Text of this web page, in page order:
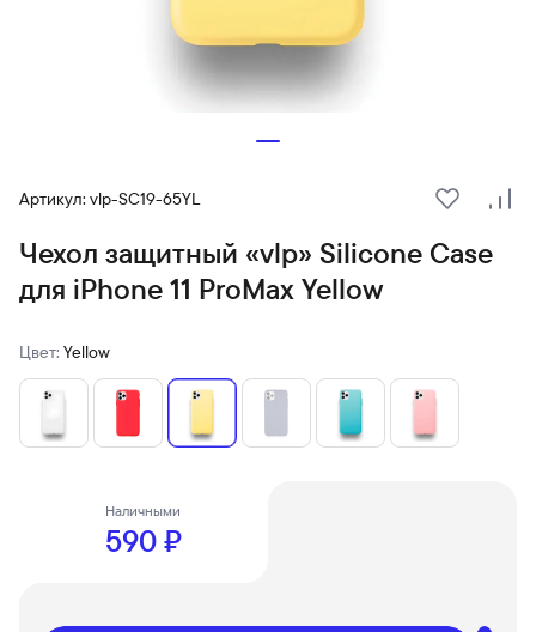
Артикул: vlp-SC19-65YL
В
Чехол защитный «vlp» Silicone Сase
для iPhone 11 ProMax Yellow
Цвет: Yellow
Наличными
590 ₽